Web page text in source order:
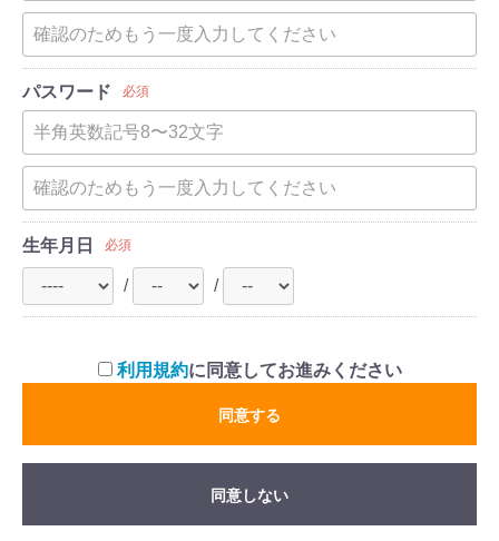
パスワード 必須
生年月日 必須
/ /
利用規約に同意してお進みください
同意する
同意しない